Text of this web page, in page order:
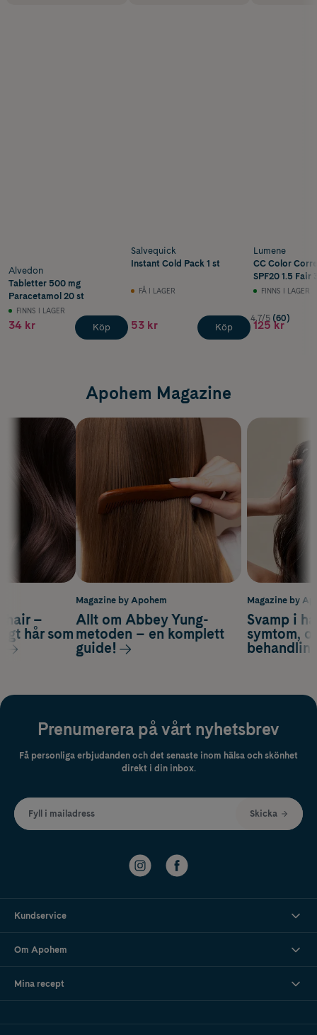
Alvedon
Tabletter 500 mg
Paracetamol 20 st
FINNS I LAGER
34 kr Köp
Salvequick
Instant Cold Pack 1 st
FÅ I LAGER
53 kr Köp
Lumene
CC Color
SPF20 1.5 Fair
FINNS I LAGER
4.7/5 (60)
125 kr
Apohem Magazine
Magazine by
Svamp i
symtom,
hair –
hår som
Magazine by Apohem
Allt om Abbey Yung-
metoden – en komplett
guide!
Prenumerera på vårt nyhetsbrev
Få personliga erbjudanden och det senaste inom hälsa och skönhet
direkt i din inbox.
Fyll i mailadress Skicka
Kundservice
Om Apohem
Mina recept